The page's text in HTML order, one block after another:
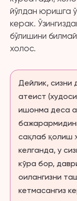
йўлдан юришга
керак.
бўлишини
холос.
Дейлик, сизни
атеист
ишонма деса
сақлаб қолиш
келганда, у
кўра бор,
оилангизни
кетмасангиз